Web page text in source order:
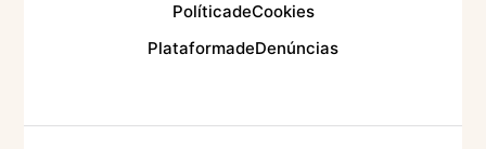
Política de Cookies
Plataforma de Denúncias